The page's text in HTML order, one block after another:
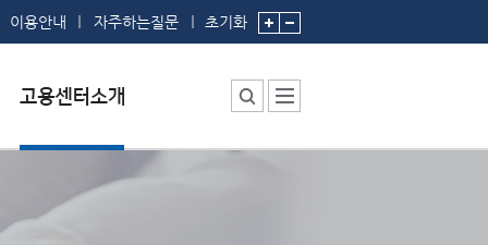
이용안내 자주하는질문 초기화
센터소장 인사말
센터에서 하는 일